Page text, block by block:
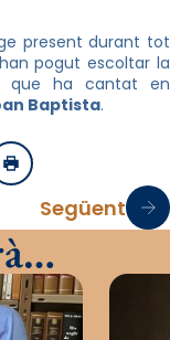
present durant tot
pogut escoltar la
que ha cantat en
Baptista.
Imprimir
Següent